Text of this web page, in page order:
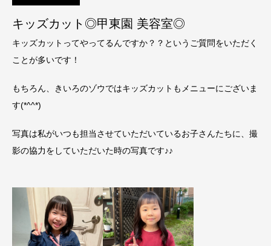
キッズカット◎甲東園 美容室◎
キッズカットってやってるんですか？？というご質問をいただく
ことが多いです！
もちろん、きいろのゾウではキッズカットもメニューにございま
す(*^^*)
写真は私がいつも担当させていただいているお子さんたちに、撮
影の協力をしていただいた時の写真です♪♪